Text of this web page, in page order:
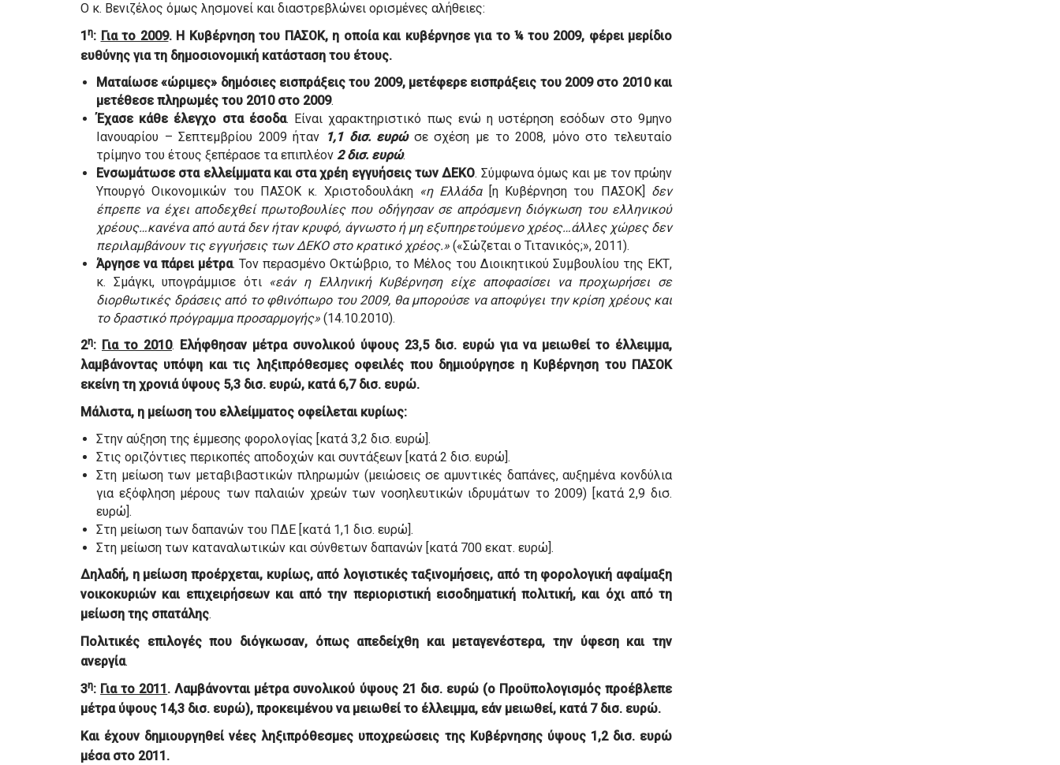
Ο κ. Βενιζέλος όμως λησμονεί και διαστρεβλώνει ορισμένες αλήθειες:
1 η: Για το 2009. Η Κυβέρνηση του ΠΑΣΟΚ, η οποία και κυβέρνησε για το ¼ του 2009, φέρει μερίδιο
ευθύνης για τη δημοσιονομική κατάσταση του έτους.
Ματαίωσε «ώριμες» δημόσιες εισπράξεις του 2009, μετέφερε εισπράξεις του 2009 στο 2010 και
μετέθεσε πληρωμές του 2010 στο 2009.
Έχασε κάθε έλεγχο στα έσοδα. Είναι χαρακτηριστικό πως ενώ η υστέρηση εσόδων στο 9μηνο
Ιανουαρίου – Σεπτεμβρίου 2009 ήταν 1,1 δισ. ευρώσε σχέση με το 2008, μόνο στο τελευταίο
τρίμηνο του έτους ξεπέρασε τα επιπλέον 2 δισ. ευρώ.
Ενσωμάτωσε στα ελλείμματα και στα χρέη εγγυήσεις των ΔΕΚΟ. Σύμφωνα όμως και με τον πρώην
Υπουργό Οικονομικών του ΠΑΣΟΚ κ. Χριστοδουλάκη «η Ελλάδα [η Κυβέρνηση του ΠΑΣΟΚ]
δεν
έπρεπε να έχει αποδεχθεί πρωτοβουλίες που οδήγησαν σε απρόσμενη διόγκωση του ελληνικού
χρέους…κανένα από αυτά δεν ήταν κρυφό, άγνωστο ή μη εξυπηρετούμενο χρέος…άλλες χώρες δεν
περιλαμβάνουν τις εγγυήσεις των ΔΕΚΟ στο κρατικό χρέος.» («Σώζεται ο Τιτανικός;», 2011).
Άργησε να πάρει μέτρα. Τον περασμένο Οκτώβριο, το Μέλος του Διοικητικού Συμβουλίου της ΕΚΤ,
κ. Σμάγκι, υπογράμμισε ότι «εάν η Ελληνική Κυβέρνηση είχε αποφασίσει να προχωρήσει σε
διορθωτικές δράσεις από το φθινόπωρο του 2009, θα μπορούσε να αποφύγει την κρίση χρέους και
το δραστικό πρόγραμμα προσαρμογής» (14.10.2010).
2η: Για το 2010. Ελήφθησαν μέτρα συνολικού ύψους 23,5 δισ. ευρώ για να μειωθεί το έλλειμμα,
λαμβάνοντας υπόψη και τις ληξιπρόθεσμες οφειλές που δημιούργησε η Κυβέρνηση του ΠΑΣΟΚ
εκείνη τη χρονιά ύψους 5,3 δισ. ευρώ, κατά 6,7 δισ. ευρώ.
Μάλιστα, η μείωση του ελλείμματος οφείλεται κυρίως:
Στην αύξηση της έμμεσης φορολογίας [κατά 3,2 δισ. ευρώ].
Στις οριζόντιες περικοπές αποδοχών και συντάξεων [κατά 2 δισ. ευρώ].
Στη μείωση των μεταβιβαστικών πληρωμών (μειώσεις σε αμυντικές δαπάνες, αυξημένα κονδύλια
για εξόφληση μέρους των παλαιών χρεών των νοσηλευτικών ιδρυμάτων το 2009) [κατά 2,9 δισ.
ευρώ].
Στη μείωση των δαπανών του ΠΔΕ [κατά 1,1 δισ. ευρώ].
Στη μείωση των καταναλωτικών και σύνθετων δαπανών [κατά 700 εκατ. ευρώ].
Δηλαδή, η μείωση προέρχεται, κυρίως, από λογιστικές ταξινομήσεις, από τη φορολογική αφαίμαξη
νοικοκυριών και επιχειρήσεων και από την περιοριστική εισοδηματική πολιτική, και όχι από τη
μείωση της σπατάλης.
Πολιτικές επιλογές που διόγκωσαν, όπως απεδείχθη και μεταγενέστερα, την ύφεση και την
ανεργία.
3η: Για το 2011 . Λαμβάνονται μέτρα συνολικού ύψους 21 δισ. ευρώ (ο Προϋπολογισμός προέβλεπε
μέτρα ύψους 14,3 δισ. ευρώ), προκειμένου να μειωθεί το έλλειμμα, εάν μειωθεί, κατά 7 δισ. ευρώ.
Και έχουν δημιουργηθεί νέες ληξιπρόθεσμες υποχρεώσεις της Κυβέρνησης ύψους 1,2 δισ. ευρώ
μέσα στο 2011.